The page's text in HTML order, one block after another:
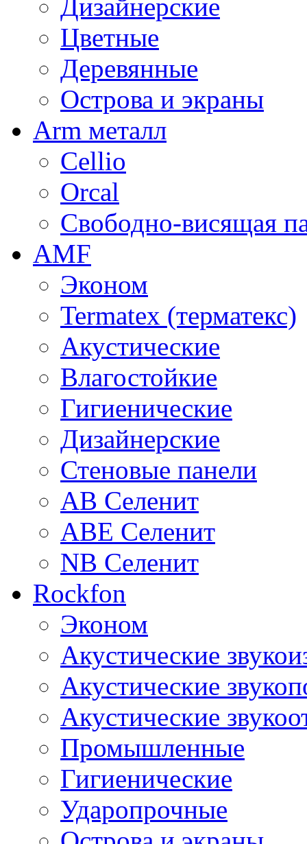
Дизайнерские
Цветные
Деревянные
Острова и экраны
Arm металл
Cellio
Orcal
Свободно-висящая
AMF
Эконом
Termatex (терматекс)
Акустические
Влагостойкие
Гигиенические
Дизайнерские
Стеновые панели
AB Селенит
ABE Селенит
NB Селенит
Rockfon
Эконом
Акустические
Акустические
Акустические
Промышленные
Гигиенические
Ударопрочные